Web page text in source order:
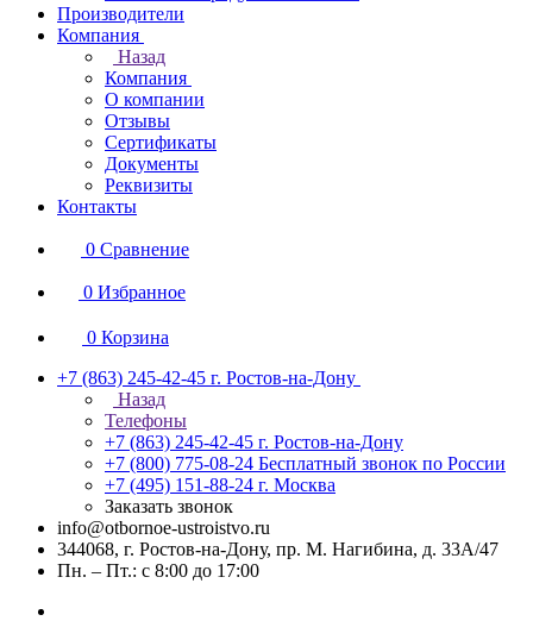
Производители
Компания
Назад
Компания
О компании
Отзывы
Сертификаты
Документы
Реквизиты
Контакты
0 Сравнение
0 Избранное
0 Корзина
+7 (863) 245-42-45 г. Ростов-на-Дону
Назад
Телефоны
+7 (863) 245-42-45 г. Ростов-на-Дону
+7 (800) 775-08-24 Бесплатный звонок по России
+7 (495) 151-88-24 г. Москва
Заказать звонок
info@otbornoe-ustroistvo.ru
344068, г. Ростов-на-Дону, пр. М. Нагибина, д. 33А/47
Пн. – Пт.: с 8:00 до 17:00